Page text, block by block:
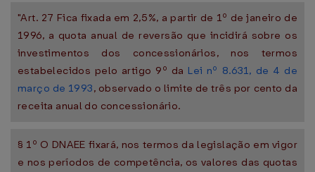
"Art. 27 Fica fixada em 2,5%, a partir de 1º de janeiro de
1996, a quota anual de reversão que incidirá sobre os
investimentos dos concessionários, nos termos
estabelecidos pelo artigo 9º da Lei nº 8.631, de 4 de
março de 1993, observado o limite de três por cento da
receita anual do concessionário.
§ 1º O DNAEE fixará, nos termos da legislação em vigor
e nos períodos de competência, os valores das quotas